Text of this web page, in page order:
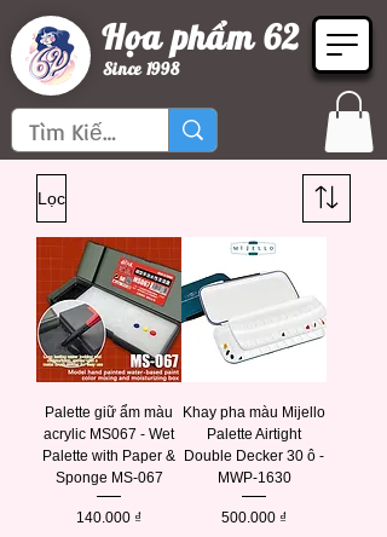
Since 1998
Họa phẩm 62
Lọc
Palette giữ ẩm màu
acrylic MS067 - Wet
Palette with Paper &
Sponge MS-067
Giá
140.000 ₫
Khay pha màu Mijello
Palette Airtight
Double Decker 30 ô -
MWP-1630
Giá
500.000 ₫